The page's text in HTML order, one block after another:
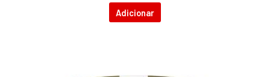
Adicionar